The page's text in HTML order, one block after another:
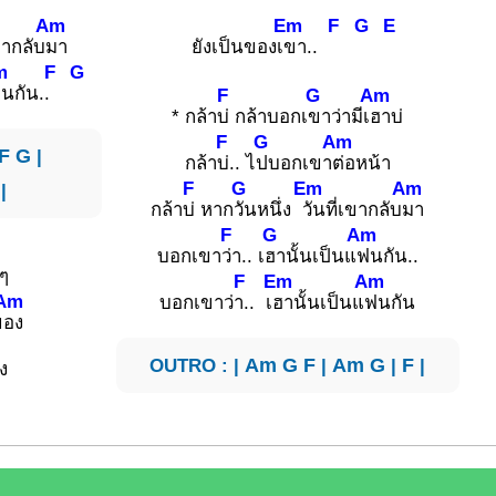
กลับ
Am
มา
กัน.
F
.
G
G |
อง
ยังเป็นของเ
Em
ขา..
F G E
* กล้า
F
บ่ กล้าบอกเ
G
ขาว่ามีเ
Am
ฮาบ่
กล้า
F
บ่.. ไ
G
ปบอกเขา
Am
ต่อหน้า
กล้า
F
บ่ หาก
G
วันหนึ่ง
Em
วันที่เขากลับ
Am
มา
บอกเขา
F
ว่า.. เ
G
ฮานั้นเป็นแ
Am
ฟนกัน..
บอกเขาว่
F
า.. เ
Em
ฮานั้นเป็นแ
Am
ฟนกัน
OUTRO : | Am G F | Am G | F |